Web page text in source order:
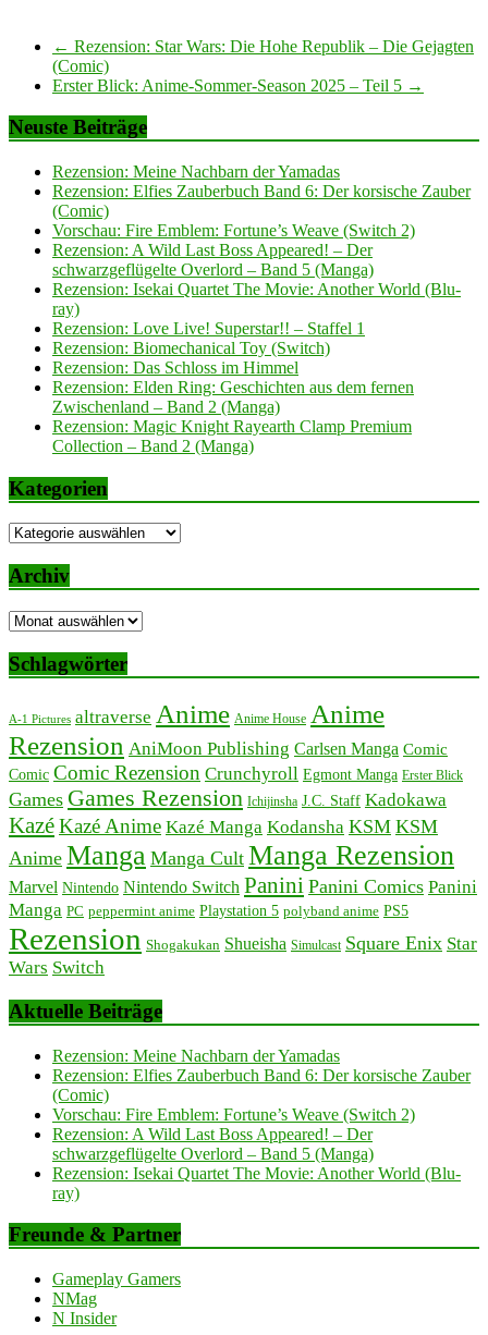
← Rezension: Star Wars: Die Hohe Republik – Die Gejagten
(Comic)
Erster Blick: Anime-Sommer-Season 2025 – Teil 5 →
Neuste Beiträge
Rezension: Meine Nachbarn der Yamadas
Rezension: Elfies Zauberbuch Band 6: Der korsische Zauber
(Comic)
Vorschau: Fire Emblem: Fortune’s Weave (Switch 2)
Rezension: A Wild Last Boss Appeared! – Der
schwarzgeflügelte Overlord – Band 5 (Manga)
Rezension: Isekai Quartet The Movie: Another World (Blu-
ray)
Rezension: Love Live! Superstar!! – Staffel 1
Rezension: Biomechanical Toy (Switch)
Rezension: Das Schloss im Himmel
Rezension: Elden Ring: Geschichten aus dem fernen
Zwischenland – Band 2 (Manga)
Rezension: Magic Knight Rayearth Clamp Premium
Collection – Band 2 (Manga)
Kategorien
Kategorien
Archiv
Archiv
Schlagwörter
A-1 Pictures altraverse Anime Anime House Anime
Rezension AniMoon Publishing Carlsen Manga Comic
Comic Comic Rezension Crunchyroll Egmont Manga Erster Blick
Games Games Rezension Ichijinsha J.C. Staff Kadokawa
KazéKazé Anime Kazé Manga Kodansha KSM KSM
Anime Manga Manga Cult Manga Rezension
Marvel Nintendo Nintendo Switch Panini Panini Comics Panini
Manga PC peppermint anime Playstation 5 polyband anime PS5
Rezension Shogakukan Shueisha Simulcast Square Enix Star
Wars Switch
Aktuelle Beiträge
Rezension: Meine Nachbarn der Yamadas
Rezension: Elfies Zauberbuch Band 6: Der korsische Zauber
(Comic)
Vorschau: Fire Emblem: Fortune’s Weave (Switch 2)
Rezension: A Wild Last Boss Appeared! – Der
schwarzgeflügelte Overlord – Band 5 (Manga)
Rezension: Isekai Quartet The Movie: Another World (Blu-
ray)
Freunde & Partner
Gameplay Gamers
NMag
N Insider